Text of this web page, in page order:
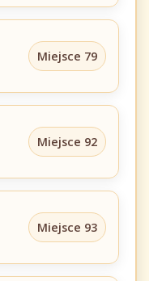
Miejsce 79
Miejsce 92
Miejsce 93